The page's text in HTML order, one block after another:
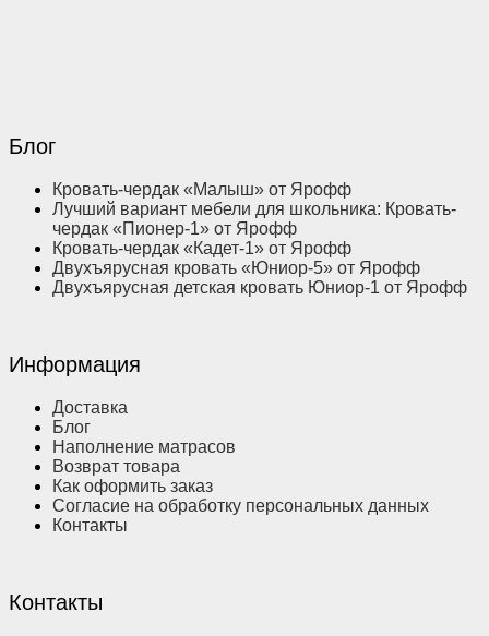
Блог
Кровать-чердак «Малыш» от Ярофф
Лучший вариант мебели для школьника: Кровать-
чердак «Пионер-1» от Ярофф
Кровать-чердак «Кадет-1» от Ярофф
Двухъярусная кровать «Юниор-5» от Ярофф
Двухъярусная детская кровать Юниор-1 от Ярофф
Информация
Доставка
Блог
Наполнение матрасов
Возврат товара
Как оформить заказ
Согласие на обработку персональных данных
Контакты
Контакты